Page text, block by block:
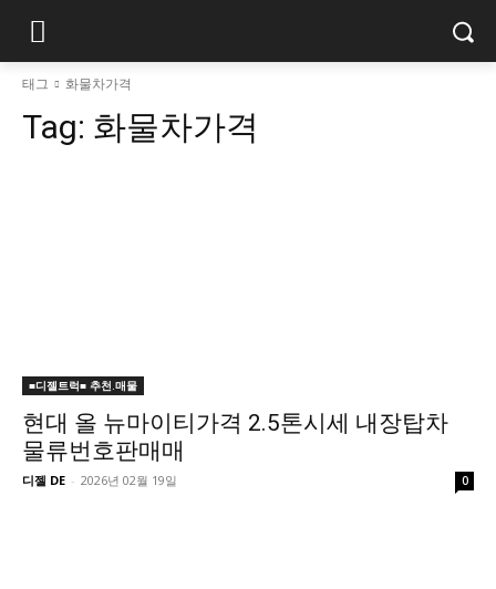
태그 화물차가격
Tag: 화물차가격
■디젤트럭■ 추천.매물
현대 올 뉴마이티가격 2.5톤시세 내장탑차
물류번호판매매
디젤 DE - 2026년 02월 19일 0